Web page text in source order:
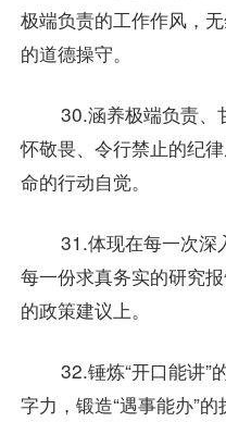
极端负责的工作作风，
的道德操守。
30.涵养极端负责、
怀敬畏、令行禁止的纪
命的行动自觉。
31.体现在每一次深
每一份求真务实的研究
的政策建议上。
32.锤炼“开口能讲”
字力，锻造“遇事能办”